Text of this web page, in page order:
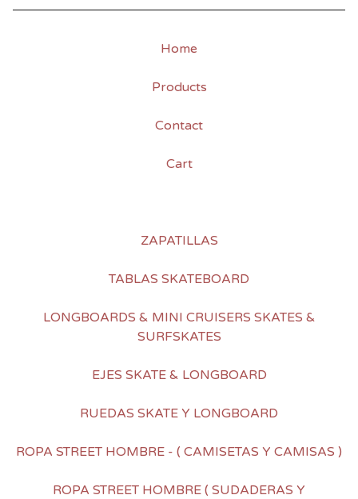
Home
Products
Contact
Cart
ZAPATILLAS
TABLAS SKATEBOARD
LONGBOARDS & MINI CRUISERS SKATES &
SURFSKATES
EJES SKATE & LONGBOARD
RUEDAS SKATE Y LONGBOARD
ROPA STREET HOMBRE - ( CAMISETAS Y CAMISAS )
ROPA STREET HOMBRE ( SUDADERAS Y